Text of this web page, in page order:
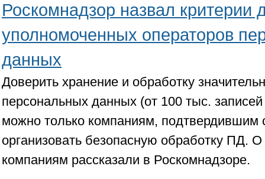
Роскомнадзор назвал критерии
уполномоченных операторов
данных
Доверить хранение и обработку
персональных данных (от 100 тыс.
можно только компаниям, подтвердившим
организовать безопасную обработку ПД.
компаниям рассказали в Роскомнадзоре.